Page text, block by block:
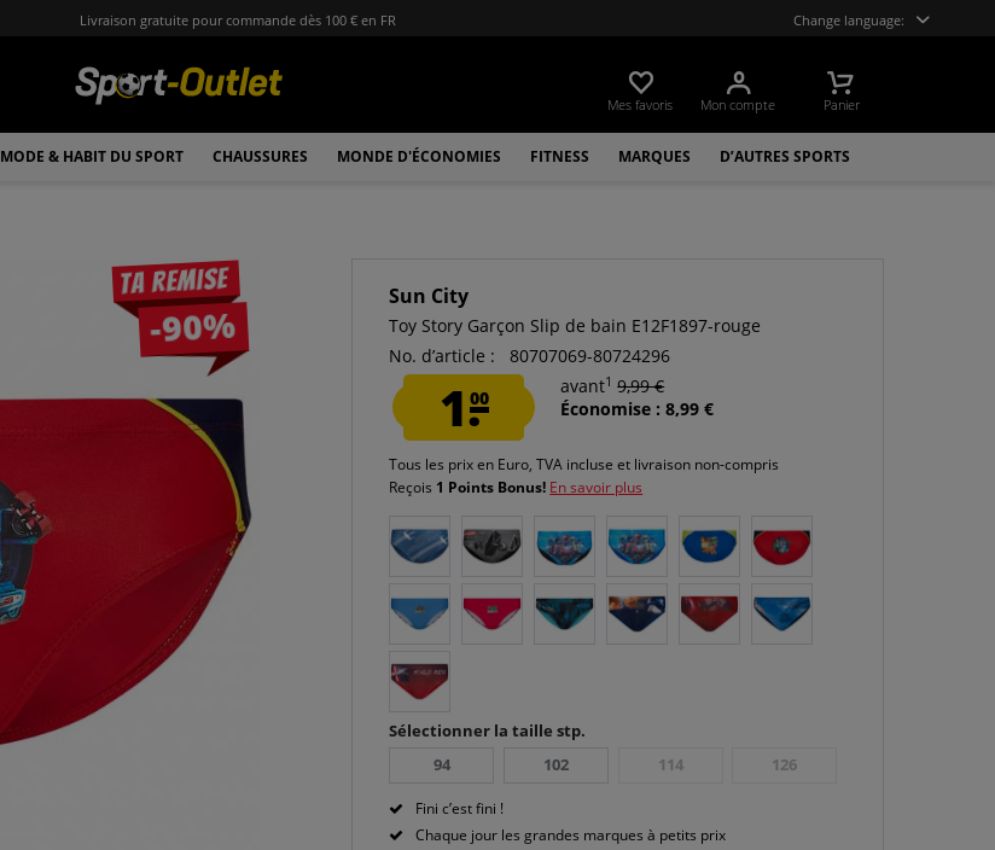
Livraison gratuite pour commande dès 100 € en FR Change language:
Mes favoris Mon compte Panier
MODE & HABIT DU SPORT CHAUSSURES MONDE D'ÉCONOMIES FITNESS MARQUES D’AUTRES SPORTS
Ta remise
-90%
Sun City
Toy Story Garçon Slip de bain E12F1897-rouge
No. d’article :
80707069-80724296
1.00
avant1 9,99 €
Économise : 8,99 €
Tous les prix en Euro, TVA incluse et livraison non-compris
Reçois 1 Points Bonus! En savoir plus
Sélectionner la taille stp.
94
102 114 126
Fini c’est fini !
Chaque jour les grandes marques à petits prix